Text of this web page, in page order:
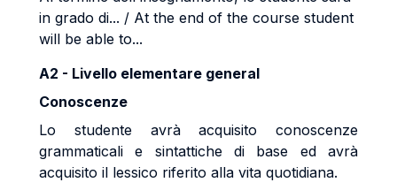
in grado di... / At the end of the course student
will be able to...
A2 - Livello elementare general
Conoscenze
Lo studente avrà acquisito conoscenze
grammaticali e sintattiche di base ed avrà
acquisito il lessico riferito alla vita quotidiana.